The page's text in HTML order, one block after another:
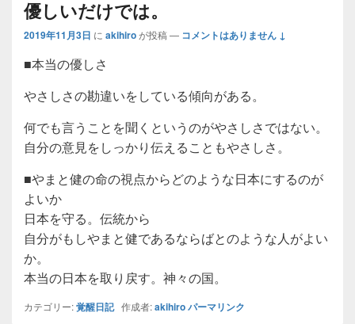
優しいだけでは。
2019年11月3日 に akihiroが投稿 — コメントはありません ↓
■本当の優しさ
やさしさの勘違いをしている傾向がある。
何でも言うことを聞くというのがやさしさではない。
自分の意見をしっかり伝えることもやさしさ。
■やまと健の命の視点からどのような日本にするのが
よいか
日本を守る。伝統から
自分がもしやまと健であるならばとのような人がよい
か。
本当の日本を取り戻す。神々の国。
カテゴリー:覚醒日記作成者:akihiroパーマリンク